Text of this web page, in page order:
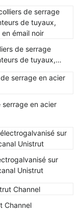
de serrage
de tuyaux,
émail noir
en acier
sur
Unistrut
Channel